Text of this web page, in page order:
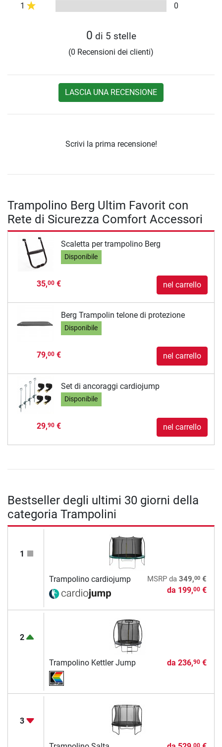
1
0
0 di 5 stelle
(0 Recensioni dei clienti)
LASCIA UNA RECENSIONE
Scrivi la prima recensione!
Trampolino Berg Ultim Favorit con
Rete di Sicurezza Comfort Accessori
Scaletta per trampolino Berg
Disponibile
35,00€ nel carrello
Berg Trampolin telone di protezione
Disponibile
79,00€ nel carrello
Set di ancoraggi cardiojump
Disponibile
29,90€ nel carrello
Bestseller degli ultimi 30 giorni della
categoria Trampolini
1
Trampolino cardiojump MSRPda 349,00€
da 199,00€
2
Trampolino Kettler Jump da 236,90€
3
00